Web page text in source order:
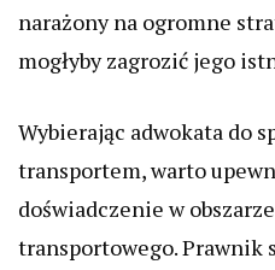
narażony na ogromne
mogłyby zagrozić jego
Wybierając adwokata do
transportem, warto
doświadczenie w
transportowego. Prawnik